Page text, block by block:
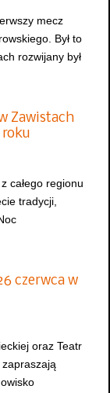
mecz
Był to
rozwijany był
Zawistach
roku
całego regionu
tradycji,
czerwca w
oraz Teatr